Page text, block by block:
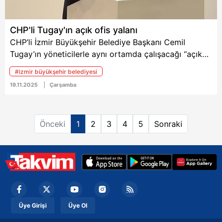
CHP'li Tugay'ın açık ofis yalanı
CHP’li İzmir Büyükşehir Belediye Başkanı Cemil
Tugay’ın yöneticilerle aynı ortamda çalışacağı “açık
ofis” uygulaması 3 katlı konağa geçişiyle kısa sürdü.
Göreve geldiğinde “makam odası olmayacak” diyerek
tasarruf mesajı veren Tugay, 19. yüzyıldan kalma üç
kullanmaya başladı.
#izmir büyükşehir belediyesi
19.11.2025 Çarşamba
Önceki 1 2 3 4 5 Sonraki
Üye Girişi Üye Ol